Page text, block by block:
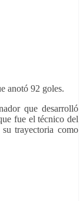
anotó 92 goles.
que desarrolló
fue el técnico del
trayectoria como